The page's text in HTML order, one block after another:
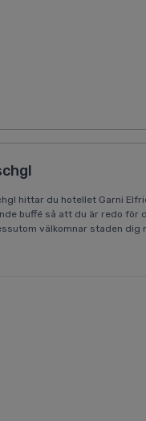
hittar du hotellet Garni
buffé så att du är redo för
välkomnar staden dig